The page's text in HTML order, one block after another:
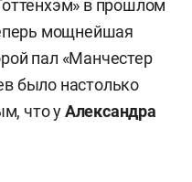
в прошлом
мощнейшая
пал «Манчестер
было настолько
что уАлександра